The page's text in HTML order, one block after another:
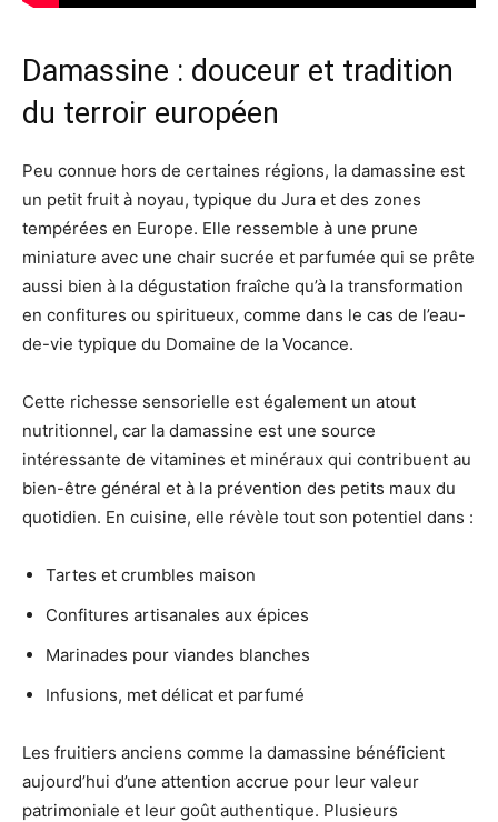
Damassine : douceur et tradition
du terroir européen
Peu connue hors de certaines régions, la damassine est
un petit fruit à noyau, typique du Jura et des zones
tempérées en Europe. Elle ressemble à une prune
miniature avec une chair sucrée et parfumée qui se prête
aussi bien à la dégustation fraîche qu’à la transformation
en confitures ou spiritueux, comme dans le cas de l’eau-
de-vie typique du Domaine de la Vocance.
Cette richesse sensorielle est également un atout
nutritionnel, car la damassine est une source
intéressante de vitamines et minéraux qui contribuent au
bien-être général et à la prévention des petits maux du
quotidien. En cuisine, elle révèle tout son potentiel dans :
Tartes et crumbles maison
Confitures artisanales aux épices
Marinades pour viandes blanches
Infusions, met délicat et parfumé
Les fruitiers anciens comme la damassine bénéficient
aujourd’hui d’une attention accrue pour leur valeur
patrimoniale et leur goût authentique. Plusieurs